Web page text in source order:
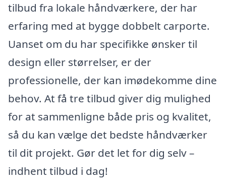
tilbud fra lokale håndværkere, der har
erfaring med at bygge dobbelt carporte.
Uanset om du har specifikke ønsker til
design eller størrelser, er der
professionelle, der kan imødekomme dine
behov. At få tre tilbud giver dig mulighed
for at sammenligne både pris og kvalitet,
så du kan vælge det bedste håndværker
til dit projekt. Gør det let for dig selv –
indhent tilbud i dag!